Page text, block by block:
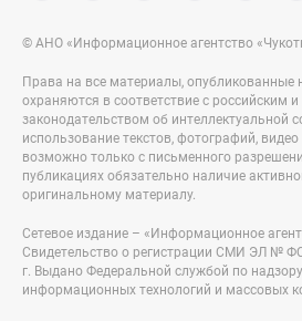
© АНО «Информационное агентство
Права на все материалы, опубликованные
охраняются в соответствие с российским
законодательством об интеллектуальной
использование текстов, фотографий,
возможно только с письменного
публикациях обязательно наличие
оригинальному материалу.
Сетевое издание – «Информационное
Свидетельство о регистрации СМИ ЭЛ №
г. Выдано Федеральной службой по
информационных технологий и массовых